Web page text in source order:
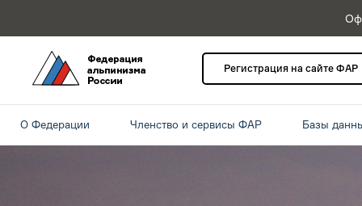
Регистрация на сайте ФАР
О Федерации Членство и сервисы ФАР Базы